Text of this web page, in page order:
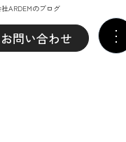
ARDEMのブログ
お問い合わせ